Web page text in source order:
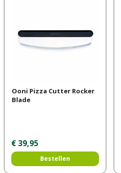
Ooni Pizza Cutter Rocker
Blade
€ 39,95
Bestellen